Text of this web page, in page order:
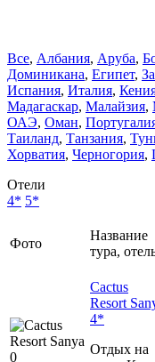
Все, Албания, Аруба,
Доминиканa, Египет,
Испания, Италия,
Мадагаскар, Малайзия,
ОАЭ, Оман,
Таиланд, Танзания,
Хорватия, Черногория,
Отели
4* 5*
Фото
Название
тура,
Cactus
Resort
4*
Отдых на